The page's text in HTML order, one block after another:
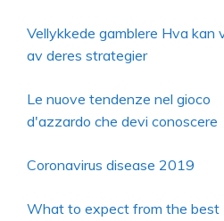
Vellykkede gamblere Hva kan
av deres strategier
Le nuove tendenze nel gioco
d'azzardo che devi conoscere
Coronavirus disease 2019
What to expect from the best